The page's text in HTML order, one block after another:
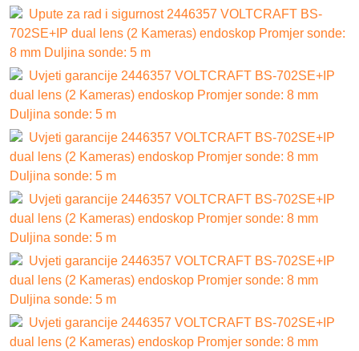
Upute za rad i sigurnost 2446357 VOLTCRAFT BS-
702SE+IP dual lens (2 Kameras) endoskop Promjer sonde:
8 mm Duljina sonde: 5 m
Uvjeti garancije 2446357 VOLTCRAFT BS-702SE+IP
dual lens (2 Kameras) endoskop Promjer sonde: 8 mm
Duljina sonde: 5 m
Uvjeti garancije 2446357 VOLTCRAFT BS-702SE+IP
dual lens (2 Kameras) endoskop Promjer sonde: 8 mm
Duljina sonde: 5 m
Uvjeti garancije 2446357 VOLTCRAFT BS-702SE+IP
dual lens (2 Kameras) endoskop Promjer sonde: 8 mm
Duljina sonde: 5 m
Uvjeti garancije 2446357 VOLTCRAFT BS-702SE+IP
dual lens (2 Kameras) endoskop Promjer sonde: 8 mm
Duljina sonde: 5 m
Uvjeti garancije 2446357 VOLTCRAFT BS-702SE+IP
dual lens (2 Kameras) endoskop Promjer sonde: 8 mm